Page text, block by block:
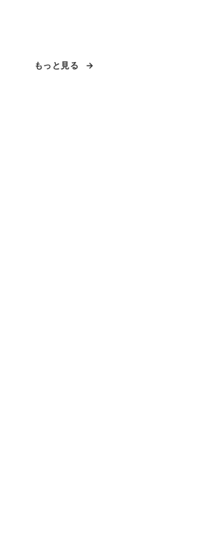
もっと見る